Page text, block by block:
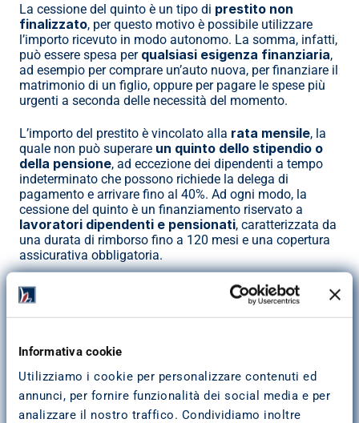
Informativa cookie
Utilizziamo i cookie per personalizzare contenuti ed
annunci, per fornire funzionalità dei social media e per
analizzare il nostro traffico. Condividiamo inoltre
La cessione del quinto è un tipo di prestito non
finalizzato, per questo motivo è possibile utilizzare
l’importo ricevuto in modo autonomo. La somma, infatti,
può essere spesa per qualsiasi esigenza finanziaria,
ad esempio per comprare un’auto nuova, per finanziare il
matrimonio di un figlio, oppure per pagare le spese più
urgenti a seconda delle necessità del momento.
L’importo del prestito è vincolato alla rata mensile, la
quale non può superare un quinto dello stipendio o
della pensione, ad eccezione dei dipendenti a tempo
indeterminato che possono richiede la delega di
pagamento e arrivare fino al 40%. Ad ogni modo, la
lavoratori dipendenti e pensionati, caratterizzata da
una durata di rimborso fino a 120 mesi e una copertura
assicurativa obbligatoria.
Cessione del quinto: come
prestito personale
La principale differenza tra cessione del quinto e
prestito personale riguarda la modalità di rimborso